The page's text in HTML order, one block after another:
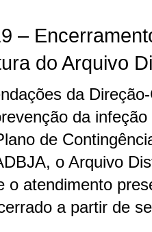
–
do Arquivo
da
da
de
o Arquivo
o atendimento
a partir de